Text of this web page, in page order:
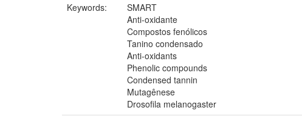
Keywords:
SMART
Anti-oxidante
Compostos fenólicos
Tanino condensado
Anti-oxidants
Phenolic compounds
Condensed tannin
Mutagênese
Drosofila melanogaster